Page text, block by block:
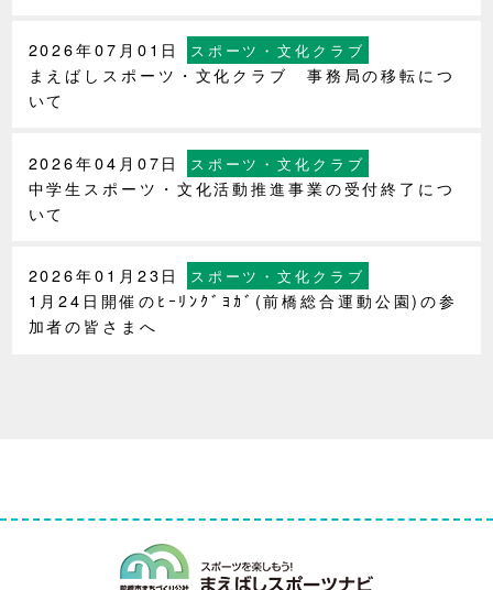
2026年07月01日 スポーツ・文化クラブ
まえばしスポーツ・文化クラブ 事務局の移転につ
いて
2026年04月07日 スポーツ・文化クラブ
中学生スポーツ・文化活動推進事業の受付終了につ
いて
2026年01月23日 スポーツ・文化クラブ
1月24日開催のﾋｰﾘﾝｸﾞﾖｶﾞ(前橋総合運動公園)の参
加者の皆さまへ